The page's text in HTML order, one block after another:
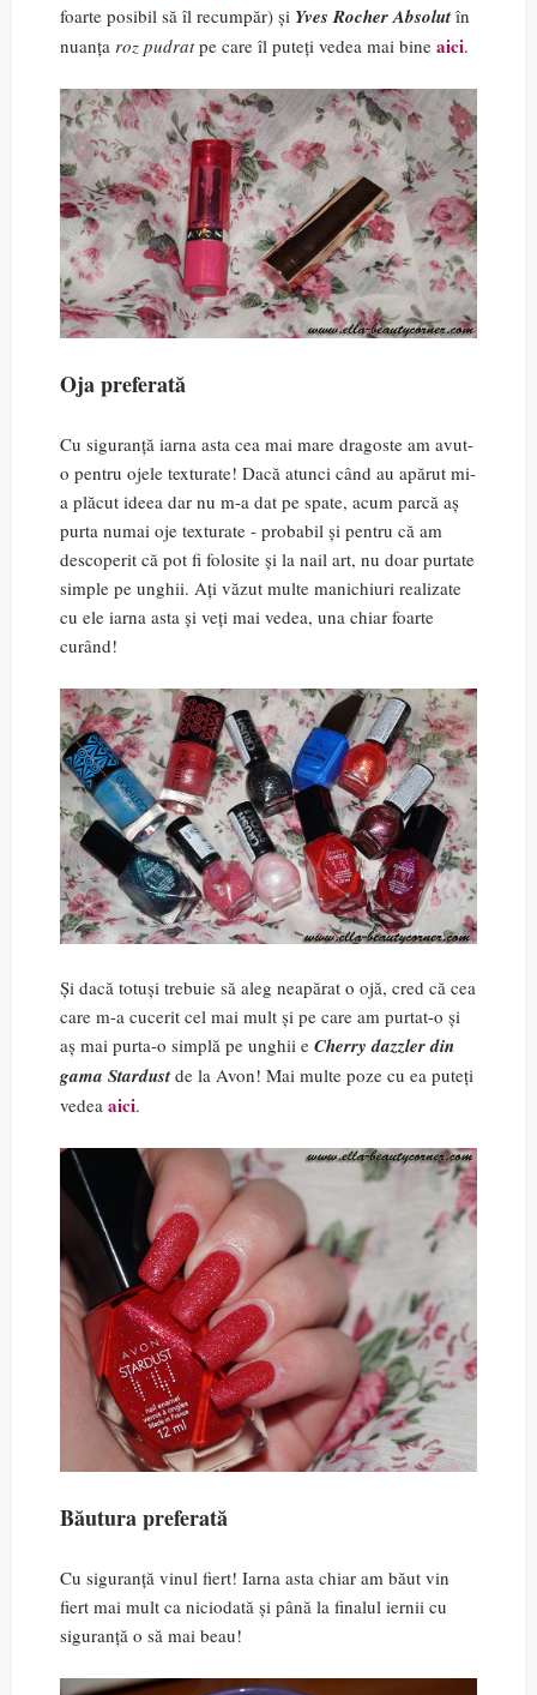
foarte posibil să îl recumpăr) și Yves Rocher Absolutîn
nuanța roz pudratpe care îl puteți vedea mai bine aici.
Oja preferată
Cu siguranță iarna asta cea mai mare dragoste am avut-
o pentru ojele texturate! Dacă atunci când au apărut mi-
a plăcut ideea dar nu m-a dat pe spate, acum parcă aș
purta numai oje texturate - probabil și pentru că am
descoperit că pot fi folosite și la nail art, nu doar purtate
simple pe unghii. Ați văzut multe manichiuri realizate
cu ele iarna asta și veți mai vedea, una chiar foarte
curând!
Și dacă totuși trebuie să aleg neapărat o ojă, cred că cea
care m-a cucerit cel mai mult și pe care am purtat-o și
aș mai purta-o simplă pe unghii e Cherry dazzler din
gama Stardustde la Avon! Mai multe poze cu ea puteți
vedea aici.
Băutura preferată
Cu siguranță vinul fiert! Iarna asta chiar am băut vin
fiert mai mult ca niciodată și până la finalul iernii cu
siguranță o să mai beau!